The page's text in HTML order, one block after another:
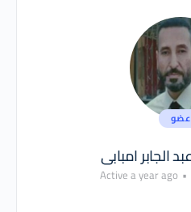
عضو
الجابر امبابى
•
Active a year ago